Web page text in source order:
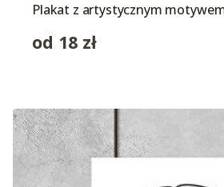
Plakat z artystycznym
od 18 zł